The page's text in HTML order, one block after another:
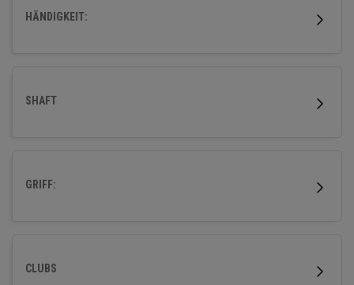
HÄNDIGKEIT:
SHAFT
GRIFF:
CLUBS